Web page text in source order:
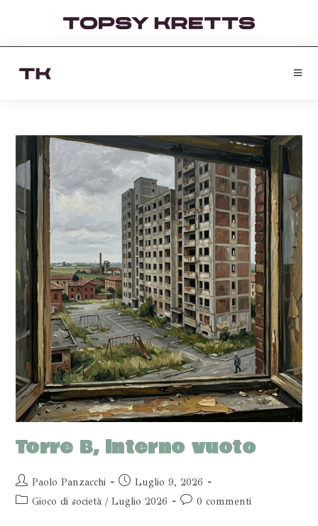
Torre B, interno vuoto
Paolo Panzacchi
Luglio 9, 2026
Gioco di società / Luglio 2026 0 commenti